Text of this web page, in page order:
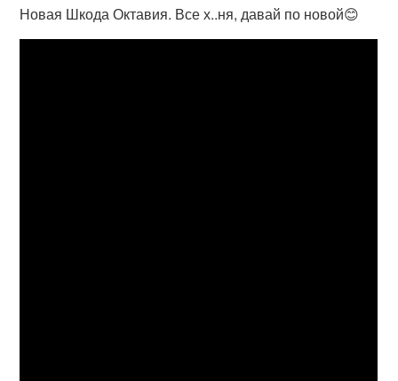
Новая Шкода Октавия. Все х..ня, давай по новой😊